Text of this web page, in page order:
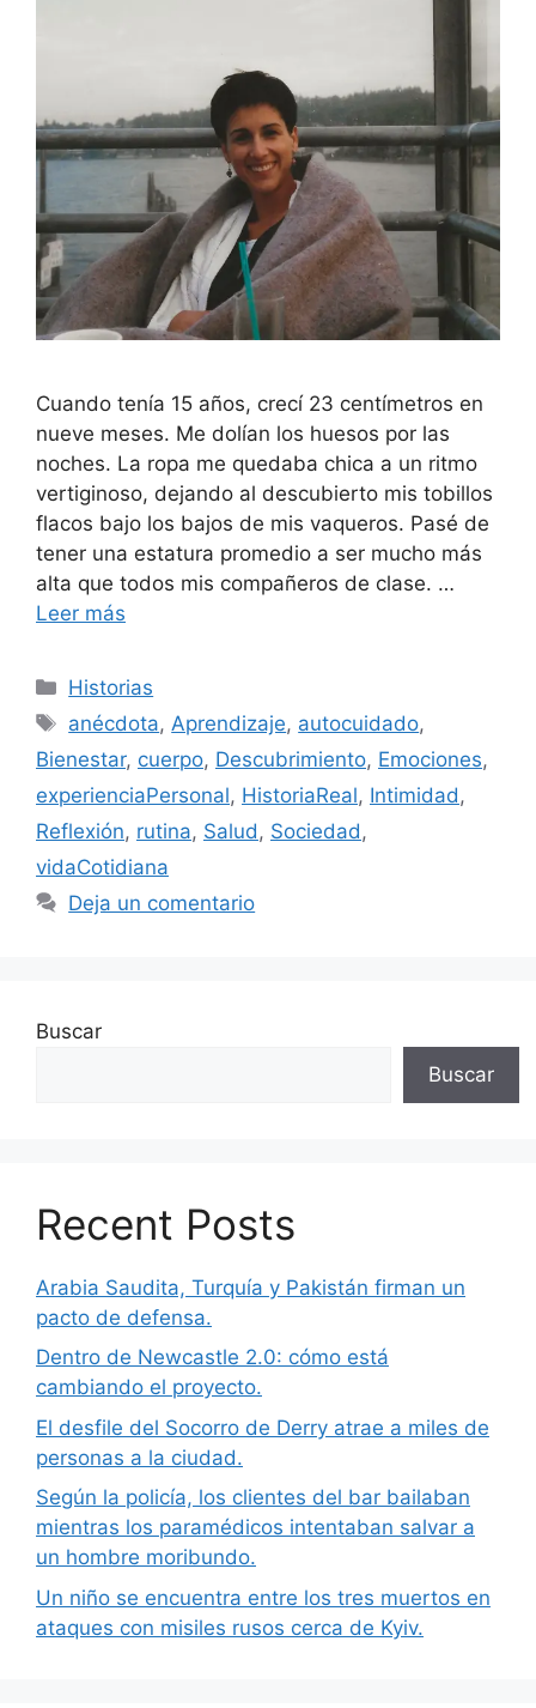
Cuando tenía 15 años, crecí 23 centímetros en
nueve meses. Me dolían los huesos por las
noches. La ropa me quedaba chica a un ritmo
vertiginoso, dejando al descubierto mis tobillos
flacos bajo los bajos de mis vaqueros. Pasé de
tener una estatura promedio a ser mucho más
alta que todos mis compañeros de clase. …
Leer más
Categorías
Historias
Etiquetas
anécdota, Aprendizaje, autocuidado,
Bienestar, cuerpo, Descubrimiento, Emociones,
experienciaPersonal, HistoriaReal, Intimidad ,
Reflexión, rutina, Salud , Sociedad ,
vidaCotidiana
Deja un comentario
Buscar
Buscar
Recent Posts
Arabia Saudita, Turquía y Pakistán firman un
pacto de defensa.
Dentro de Newcastle 2.0: cómo está
cambiando el proyecto.
El desfile del Socorro de Derry atrae a miles de
personas a la ciudad.
Según la policía, los clientes del bar bailaban
mientras los paramédicos intentaban salvar a
un hombre moribundo.
Un niño se encuentra entre los tres muertos en
ataques con misiles rusos cerca de Kyiv.